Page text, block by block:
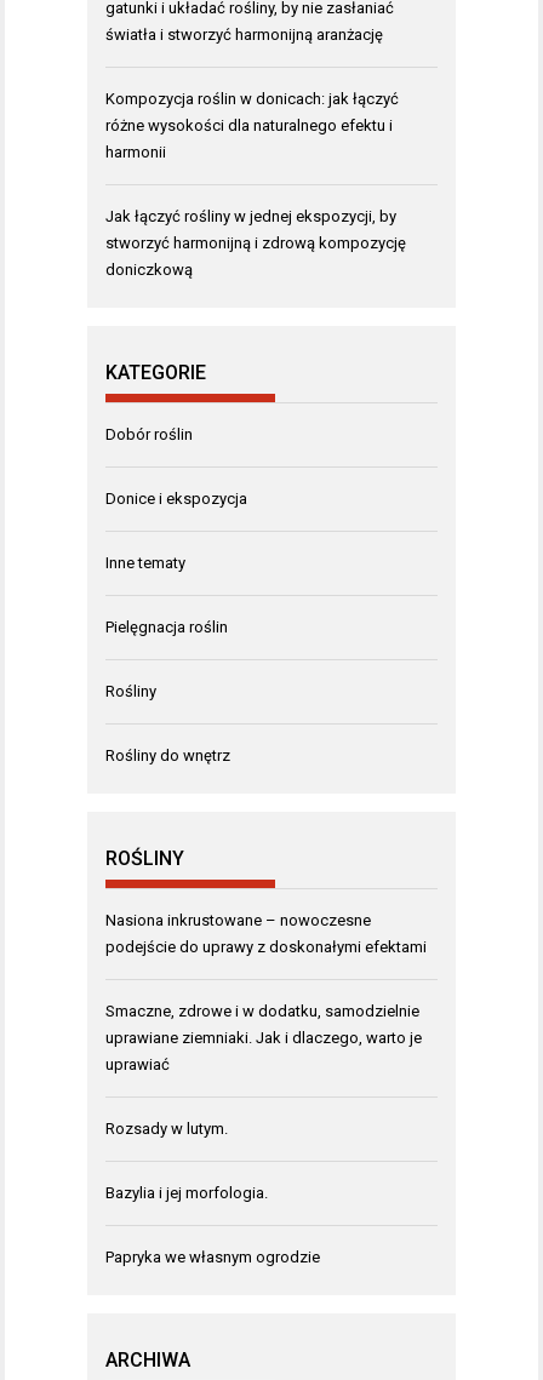
gatunki i układać rośliny, by nie zasłaniać
światła i stworzyć harmonijną aranżację
Kompozycja roślin w donicach: jak łączyć
różne wysokości dla naturalnego efektu i
harmonii
Jak łączyć rośliny w jednej ekspozycji, by
stworzyć harmonijną i zdrową kompozycję
doniczkową
KATEGORIE
Dobór roślin
Donice i ekspozycja
Inne tematy
Pielęgnacja roślin
Rośliny
Rośliny do wnętrz
ROŚLINY
Nasiona inkrustowane – nowoczesne
podejście do uprawy z doskonałymi efektami
Smaczne, zdrowe i w dodatku, samodzielnie
uprawiane ziemniaki. Jak i dlaczego, warto je
uprawiać
Rozsady w lutym.
Bazylia i jej morfologia.
Papryka we własnym ogrodzie
ARCHIWA